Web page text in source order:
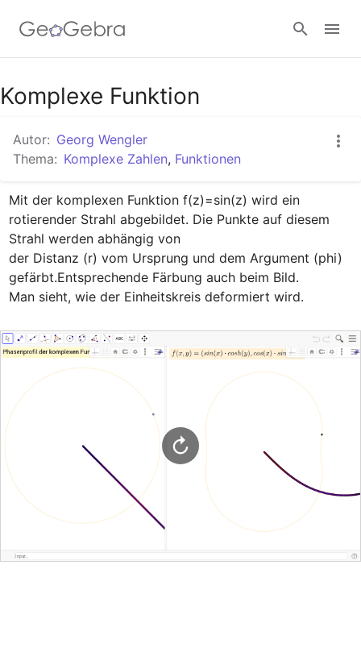
Google Classroom
GeoGebra Classroom
Anmelden
Komplexe Funktion
Autor: Georg Wengler
Thema: Komplexe Zahlen, Funktionen
Mit der komplexen Funktion f(z)=sin(z) wird ein
rotierender Strahl abgebildet. Die Punkte auf diesem
Strahl werden abhängig von
der Distanz (r) vom Ursprung und dem Argument (phi)
gefärbt.Entsprechende Färbung auch beim Bild.
Man sieht, wie der Einheitskreis deformiert wird.